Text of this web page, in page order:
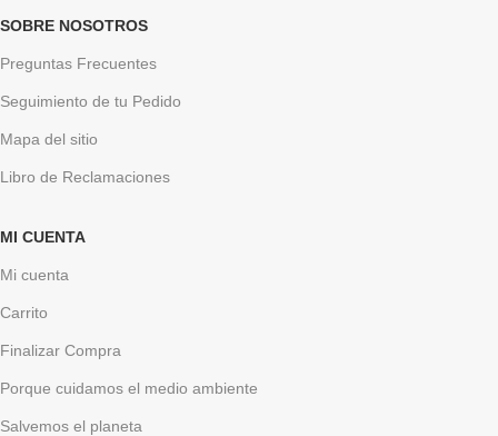
SOBRE NOSOTROS
Preguntas Frecuentes
Seguimiento de tu Pedido
Mapa del sitio
Libro de Reclamaciones
MI CUENTA
Mi cuenta
Carrito
Finalizar Compra
Porque cuidamos el medio ambiente
Salvemos el planeta